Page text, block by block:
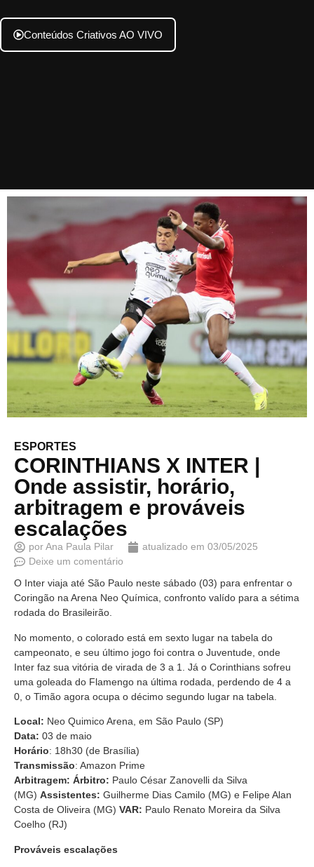
Conteúdos Criativos AO VIVO
ESPORTES
CORINTHIANS X INTER |
Onde assistir, horário,
arbitragem e prováveis
escalações
porAna Paula Pilar atualizado em 03/05/2025
Deixe um comentário
O Inter viaja até São Paulo neste sábado (03) para enfrentar o
Coringão na Arena Neo Química, confronto valído para a sétima
rodada do Brasileirão.
No momento, o colorado está em sexto lugar na tabela do
campeonato, e seu último jogo foi contra o Juventude, onde
Inter faz sua vitória de virada de 3 a 1. Já o Corinthians sofreu
uma goleada do Flamengo na última rodada, perdendo de 4 a
0, o Timão agora ocupa o décimo segundo lugar na tabela.
Local: Neo Quimico Arena, em São Paulo (SP)
Data: 03 de maio
Horário: 18h30 (de Brasília)
Transmissão: Amazon Prime
Arbitragem: Árbitro: Paulo César Zanovelli da Silva
(MG) Assistentes: Guilherme Dias Camilo (MG) e Felipe Alan
Costa de Oliveira (MG) VAR: Paulo Renato Moreira da Silva
Coelho (RJ)
Prováveis escalações